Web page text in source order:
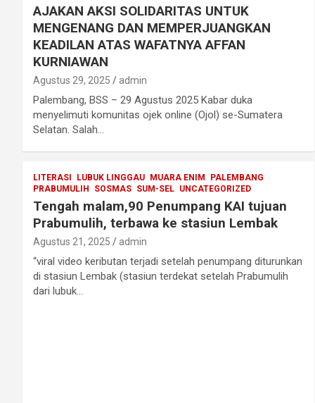
AJAKAN AKSI SOLIDARITAS UNTUK
MENGENANG DAN MEMPERJUANGKAN
KEADILAN ATAS WAFATNYA AFFAN
KURNIAWAN
Agustus 29, 2025 admin
Palembang, BSS – 29 Agustus 2025 Kabar duka
menyelimuti komunitas ojek online (Ojol) se-Sumatera
Selatan. Salah…
LITERASI LUBUK LINGGAU MUARA ENIM
PALEMBANG
PRABUMULIH
SOSMAS SUM-SEL UNCATEGORIZED
Tengah malam,90 Penumpang KAI tujuan
Prabumulih, terbawa ke stasiun Lembak
Agustus 21, 2025 admin
“viral video keributan terjadi setelah penumpang diturunkan
di stasiun Lembak (stasiun terdekat setelah Prabumulih
dari lubuk…